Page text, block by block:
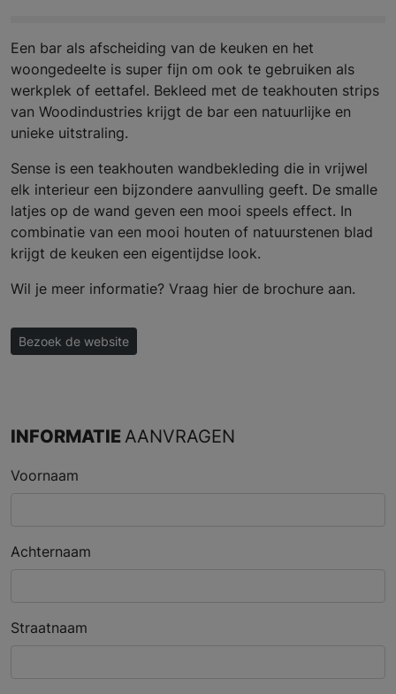
Een bar als afscheiding van de keuken en het
woongedeelte is super fijn om ook te gebruiken als
werkplek of eettafel. Bekleed met de teakhouten strips
van Woodindustries krijgt de bar een natuurlijke en
unieke uitstraling.
Sense is een teakhouten wandbekleding die in vrijwel
elk interieur een bijzondere aanvulling geeft. De smalle
latjes op de wand geven een mooi speels effect. In
combinatie van een mooi houten of natuurstenen blad
krijgt de keuken een eigentijdse look.
Wil je meer informatie? Vraag hier de brochure aan.
Bezoek de website
INFORMATIEAANVRAGEN
Voornaam
Achternaam
Straatnaam